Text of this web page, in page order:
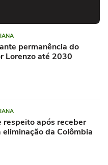
permanência do
Lorenzo até 2030
respeito após receber
eliminação da Colômbia